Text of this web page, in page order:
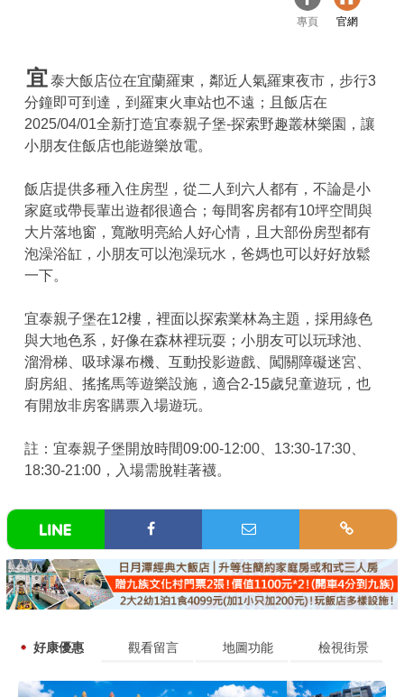
專頁 官網
宜泰大飯店位在宜蘭羅東，鄰近人氣羅東夜市，步行3
分鐘即可到達，到羅東火車站也不遠；且飯店在
2025/04/01全新打造宜泰親子堡-探索野趣叢林樂園，讓
小朋友住飯店也能遊樂放電。
飯店提供多種入住房型，從二人到六人都有，不論是小
家庭或帶長輩出遊都很適合；每間客房都有10坪空間與
大片落地窗，寬敞明亮給人好心情，且大部份房型都有
泡澡浴缸，小朋友可以泡澡玩水，爸媽也可以好好放鬆
一下。
宜泰親子堡在12樓，裡面以探索業林為主題，採用綠色
與大地色系，好像在森林裡玩耍；小朋友可以玩球池、
溜滑梯、吸球瀑布機、互動投影遊戲、闖關障礙迷宮、
廚房組、搖搖馬等遊樂設施，適合2-15歲兒童遊玩，也
有開放非房客購票入場遊玩。
註：宜泰親子堡開放時間09:00-12:00、13:30-17:30、
18:30-21:00，入場需脫鞋著襪。
好康優惠 觀看留言 地圖功能 檢視街景